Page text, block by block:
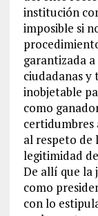
institución
imposible si
garantizada
ciudadanas y
inobjetable
como
certidumbres
al respeto de
legitimidad
De allí que la
como
con lo